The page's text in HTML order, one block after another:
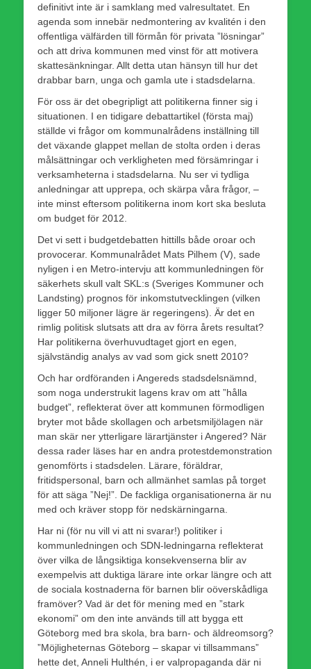
definitivt inte är i samklang med valresultatet. En
agenda som innebär nedmontering av kvalitén i den
offentliga välfärden till förmån för privata ”lösningar”
och att driva kommunen med vinst för att motivera
skattesänkningar. Allt detta utan hänsyn till hur det
drabbar barn, unga och gamla ute i stadsdelarna.
För oss är det obegripligt att politikerna finner sig i
situationen. I en tidigare debattartikel (första maj)
ställde vi frågor om kommunalrådens inställning till
det växande glappet mellan de stolta orden i deras
målsättningar och verkligheten med försämringar i
verksamheterna i stadsdelarna. Nu ser vi tydliga
anledningar att upprepa, och skärpa våra frågor, –
inte minst eftersom politikerna inom kort ska besluta
om budget för 2012.
Det vi sett i budgetdebatten hittills både oroar och
provocerar. Kommunalrådet Mats Pilhem (V), sade
nyligen i en Metro-intervju att kommunledningen för
säkerhets skull valt SKL:s (Sveriges Kommuner och
Landsting) prognos för inkomstutvecklingen (vilken
ligger 50 miljoner lägre är regeringens). Är det en
rimlig politisk slutsats att dra av förra årets resultat?
Har politikerna överhuvudtaget gjort en egen,
självständig analys av vad som gick snett 2010?
Och har ordföranden i Angereds stadsdelsnämnd,
som noga understrukit lagens krav om att ”hålla
budget”, reflekterat över att kommunen förmodligen
bryter mot både skollagen och arbetsmiljölagen när
man skär ner ytterligare lärartjänster i Angered? När
dessa rader läses har en andra protestdemonstration
genomförts i stadsdelen. Lärare, föräldrar,
fritidspersonal, barn och allmänhet samlas på torget
för att säga ”Nej!”. De fackliga organisationerna är nu
med och kräver stopp för nedskärningarna.
Har ni (för nu vill vi att ni svarar!) politiker i
kommunledningen och SDN-ledningarna reflekterat
över vilka de långsiktiga konsekvenserna blir av
exempelvis att duktiga lärare inte orkar längre och att
de sociala kostnaderna för barnen blir oöverskådliga
framöver? Vad är det för mening med en ”stark
ekonomi” om den inte används till att bygga ett
Göteborg med bra skola, bra barn- och äldreomsorg?
”Möjligheternas Göteborg – skapar vi tillsammans”
hette det, Anneli Hulthén, i er valpropaganda där ni